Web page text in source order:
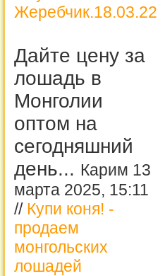
Жеребчик.18.03.22
Дайте цену за
лошадь в
Монголии
оптом на
сегодняшний
день... Карим 13
марта 2025, 15:11
// Купи коня! -
продаем
монгольских
лошадей